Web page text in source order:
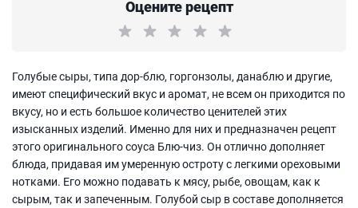
Оцените рецепт
Голубые сыры, типа дор-блю, горгонзолы, данаблю и другие,
имеют специфический вкус и аромат, не всем он приходится по
вкусу, но и есть большое количество ценителей этих
изысканных изделий. Именно для них и предназначен рецепт
этого оригинального соуса Блю-чиз. Он отлично дополняет
блюда, придавая им умеренную остроту с легкими ореховыми
нотками. Его можно подавать к мясу, рыбе, овощам, как к
сырым, так и запеченным. Голубой сыр в составе дополняется